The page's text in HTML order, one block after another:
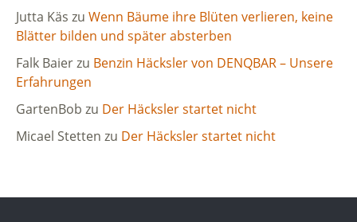
Jutta Käs zu Wenn Bäume ihre Blüten verlieren, keine
Blätter bilden und später absterben
Falk Baierzu Benzin Häcksler von DENQBAR – Unsere
Erfahrungen
GartenBob zu Der Häcksler startet nicht
Micael Stetten zu Der Häcksler startet nicht